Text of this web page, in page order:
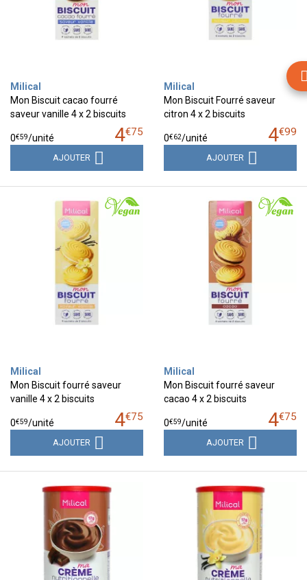
Milical
Mon Biscuit cacao fourré
saveur vanille 4 x 2 biscuits
4€75
0€59/unité
AJOUTER
Milical
Mon Biscuit Fourré saveur
citron 4 x 2 biscuits
4€99
0€62/unité
AJOUTER
Milical
Mon Biscuit fourré saveur
vanille 4 x 2 biscuits
4€75
0€59/unité
AJOUTER
Milical
Mon Biscuit fourré saveur
cacao 4 x 2 biscuits
4€75
0€59/unité
AJOUTER